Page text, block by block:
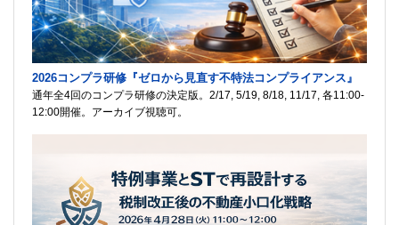
2026コンプラ研修『ゼロから見直す不特法コンプライアンス』
通年全4回のコンプラ研修の決定版。2/17, 5/19, 8/18, 11/17, 各11:00-
12:00開催。アーカイブ視聴可。